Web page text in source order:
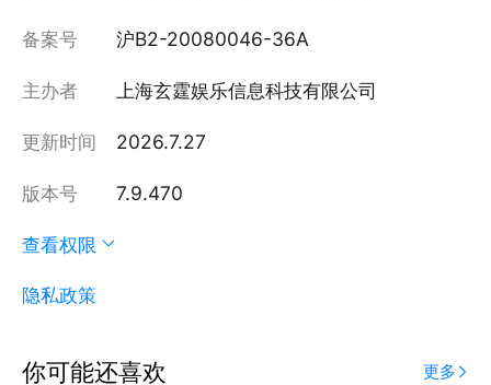
备案号 沪B2-20080046-36A
主办者 上海玄霆娱乐信息科技有限公司
更新时间 2026.7.27
版本号 7.9.470
查看权限
隐私政策
你可能还喜欢 更多